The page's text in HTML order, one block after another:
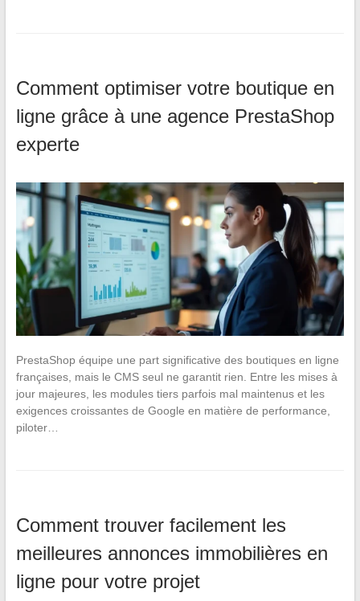
Comment optimiser votre boutique en
ligne grâce à une agence PrestaShop
experte
PrestaShop équipe une part significative des boutiques en ligne
françaises, mais le CMS seul ne garantit rien. Entre les mises à
jour majeures, les modules tiers parfois mal maintenus et les
exigences croissantes de Google en matière de performance,
piloter…
Comment trouver facilement les
meilleures annonces immobilières en
ligne pour votre projet